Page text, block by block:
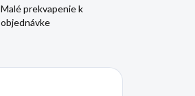
Malé prekvapenie k
objednávke